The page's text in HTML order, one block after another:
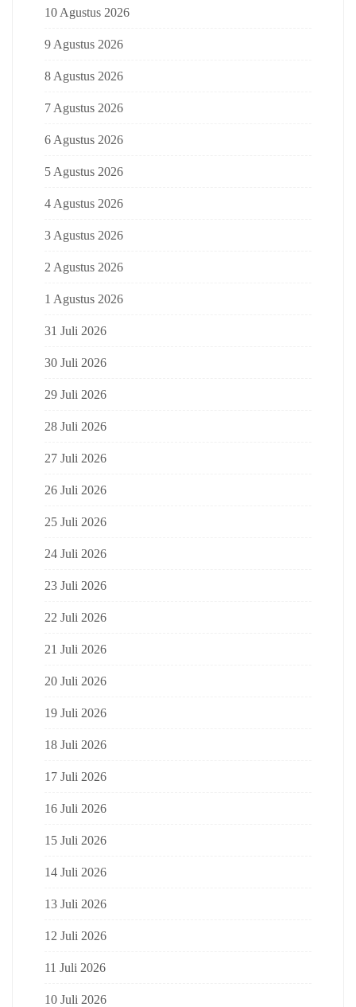
10 Agustus 2026
9 Agustus 2026
8 Agustus 2026
7 Agustus 2026
6 Agustus 2026
5 Agustus 2026
4 Agustus 2026
3 Agustus 2026
2 Agustus 2026
1 Agustus 2026
31 Juli 2026
30 Juli 2026
29 Juli 2026
28 Juli 2026
27 Juli 2026
26 Juli 2026
25 Juli 2026
24 Juli 2026
23 Juli 2026
22 Juli 2026
21 Juli 2026
20 Juli 2026
19 Juli 2026
18 Juli 2026
17 Juli 2026
16 Juli 2026
15 Juli 2026
14 Juli 2026
13 Juli 2026
12 Juli 2026
11 Juli 2026
10 Juli 2026